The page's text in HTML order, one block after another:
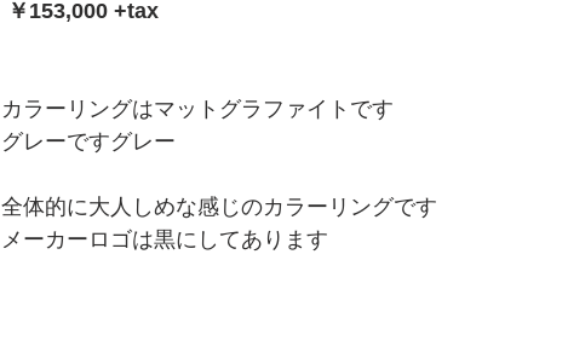
￥153,000 +tax
カラーリングはマットグラファイトです
グレーですグレー
全体的に大人しめな感じのカラーリングです
メーカーロゴは黒にしてあります